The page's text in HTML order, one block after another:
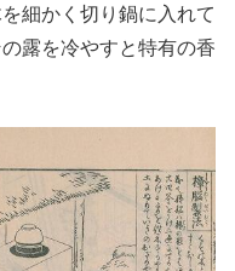
細かく切り鍋に入れて
露を冷やすと特有の香